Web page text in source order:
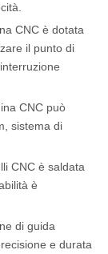
CNC è dotata
il punto di
CNC può
sistema di
CNC è saldata
è
di guida
e durata